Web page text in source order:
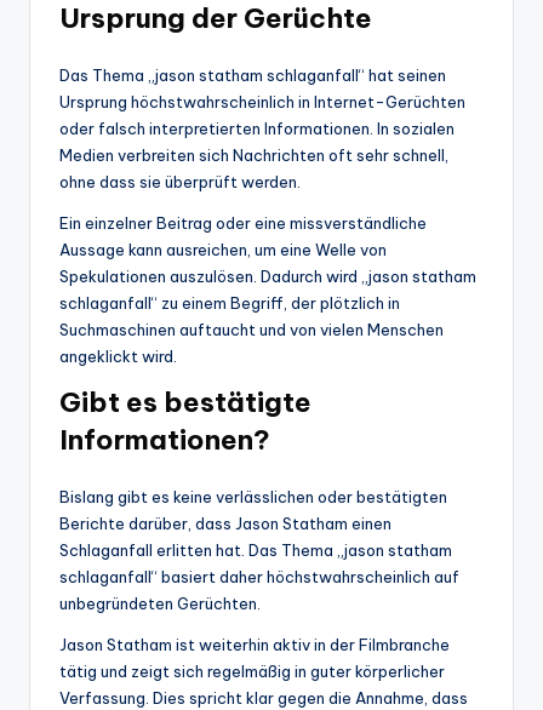
Ursprung der Gerüchte
Das Thema „jason statham schlaganfall“ hat seinen
Ursprung höchstwahrscheinlich in Internet-Gerüchten
oder falsch interpretierten Informationen. In sozialen
Medien verbreiten sich Nachrichten oft sehr schnell,
ohne dass sie überprüft werden.
Ein einzelner Beitrag oder eine missverständliche
Aussage kann ausreichen, um eine Welle von
Spekulationen auszulösen. Dadurch wird „jason statham
schlaganfall“ zu einem Begriff, der plötzlich in
Suchmaschinen auftaucht und von vielen Menschen
angeklickt wird.
Gibt es bestätigte
Informationen?
Bislang gibt es keine verlässlichen oder bestätigten
Berichte darüber, dass Jason Statham einen
Schlaganfall erlitten hat. Das Thema „jason statham
schlaganfall“ basiert daher höchstwahrscheinlich auf
unbegründeten Gerüchten.
Jason Statham ist weiterhin aktiv in der Filmbranche
tätig und zeigt sich regelmäßig in guter körperlicher
Verfassung. Dies spricht klar gegen die Annahme, dass